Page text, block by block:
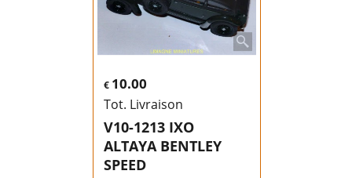
€ 10.00
Tot. Livraison
V10-1213 IXO
ALTAYA BENTLEY
SPEED